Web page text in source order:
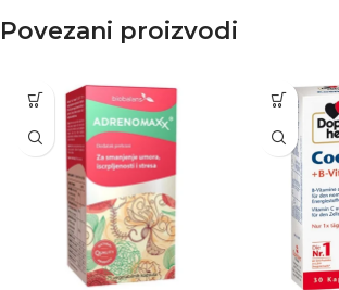
Povezani proizvodi